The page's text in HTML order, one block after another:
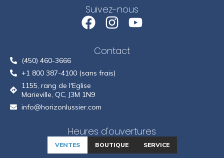
Heures d'ouvertures
VENTES BOUTIQUE SERVICE
Contact
(450) 460-3666
+1 800 387-4100 (sans frais)
1155, rang de l'Eglise
Marieville, QC, J3M 1N9
info@horizonlussier.com
Suivez-nous